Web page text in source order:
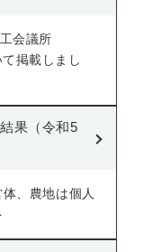
会議所
掲載しまし
果（令和5
、農地は個人